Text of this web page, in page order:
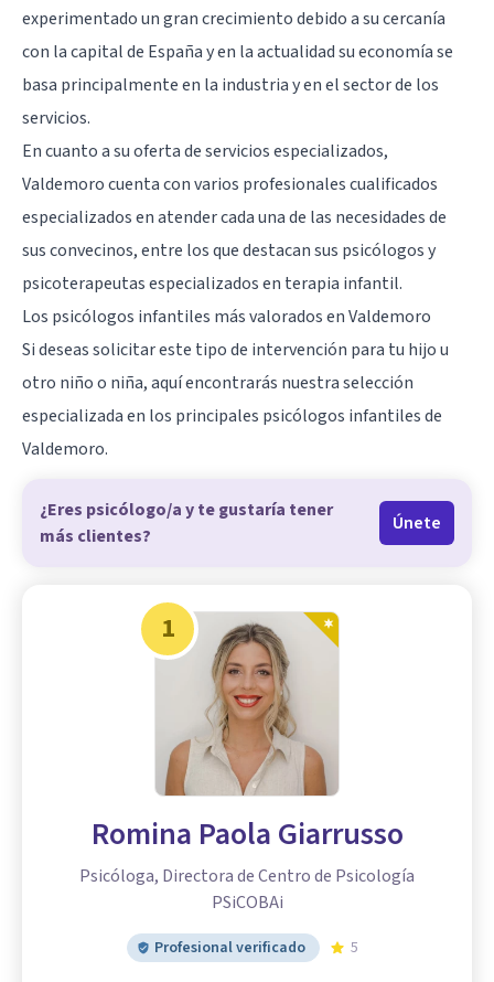
experimentado un gran crecimiento debido a su cercanía
con la capital de España y en la actualidad su economía se
basa principalmente en la industria y en el sector de los
servicios.
En cuanto a su oferta de servicios especializados,
Valdemoro cuenta con varios profesionales cualificados
especializados en atender cada una de las necesidades de
sus convecinos, entre los que destacan sus psicólogos y
psicoterapeutas especializados en terapia infantil.
Los psicólogos infantiles más valorados en Valdemoro
Si deseas solicitar este tipo de intervención para tu hijo u
otro niño o niña, aquí encontrarás nuestra selección
especializada en los principales psicólogos infantiles de
Valdemoro.
¿Eres psicólogo/a y te gustaría tener
más clientes?
Únete
1
Romina Paola Giarrusso
Psicóloga, Directora de Centro de Psicología
PSiCOBAi
Profesional verificado 5